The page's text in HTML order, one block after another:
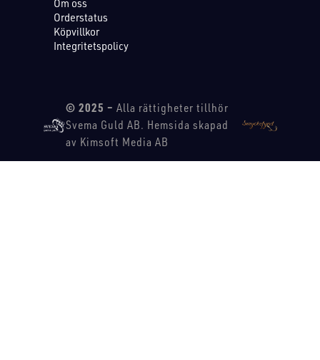
Om oss
Orderstatus
Köpvillkor
Integritetspolicy
© 2025 – Alla rättigheter tillhör
Svema Guld AB. Hemsida skapad
av Kimsoft Media AB